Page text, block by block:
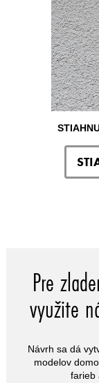
Pre
využite
Návrh sa dá
modelov
farieb